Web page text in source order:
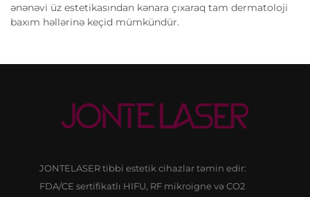
ənənəvi üz estetikasından kənara çıxaraq tam dermatoloji
baxım həllərinə keçid mümkündür.
JONTELASER tibbi estetik cihazlar təmin edir:
FDA/CE sertifikatlı HIFU, RF mikroigne və CO2